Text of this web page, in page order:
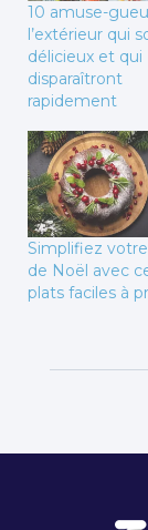
10 amuse-
l’extérieur qui
délicieux et qui
disparaîtront
rapidement
Simplifiez
de Noël avec
plats faciles à